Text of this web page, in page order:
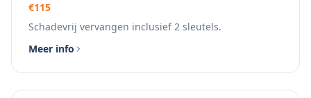
€115
Schadevrij vervangen inclusief 2 sleutels.
Meer info